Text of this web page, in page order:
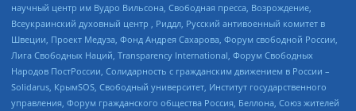
научный центр им Вудро Вильсона, Свободная пресса, Возрождение,
Всеукраинский духовный центр , Риддл, Русский антивоенный комитет в
Швеции, Проект Медуза, Фонд Андрея Сахарова, Форум свободной России,
Лига Свободных Наций, Transparеncy International, Форум Свободных
Народов ПостРоссии, Солидарность с гражданским движением в России –
Solidarus, КрымSOS, Свободный университет, Институт государственного
управления, Форум гражданского общества Россия, Беллона, Союз жителей